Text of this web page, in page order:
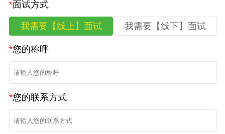
*面试方式
我需要【线上】面试 我需要【线下】面试
*您的称呼
*您的联系方式